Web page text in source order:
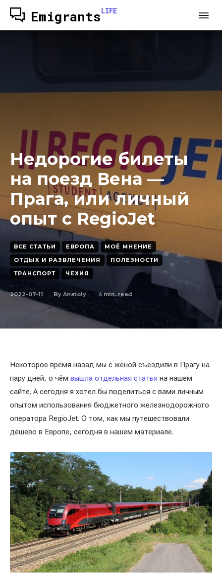
EmigrantsLIFE
Недорогие билеты
на поезд Вена —
Прага, или личный
опыт с RegioJet
ВСЕ СТАТЬИ ЕВРОПА
МОЁ МНЕНИЕ
ОТДЫХ И РАЗВЛЕЧЕНИЯ
ПОЛЕЗНОСТИ
ТРАНСПОРТ
ЧЕХИЯ
2022-07-11 By Anatoly 4min. read
Некоторое время назад мы с женой съездили в Прагу на
пару дней, о чём вышла отдельная статья на нашем
сайте. А сегодня я хотел бы поделиться с вами личным
опытом использования бюджетного железнодорожного
оператора RegioJet. О том, как мы путешествовали
дёшево в Европе, сегодня в нашем материале.